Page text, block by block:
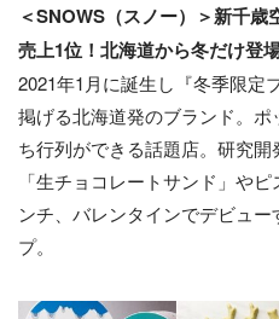
＜SNOWS（スノー）＞新千
売上1位！北海道から冬だけ登
2021年1月に誕生し『冬季限定
掲げる北海道発のブランド。
ち行列ができる話題店。研究
「生チョコレートサンド」や
ンチ、バレンタインでデビュ
プ。